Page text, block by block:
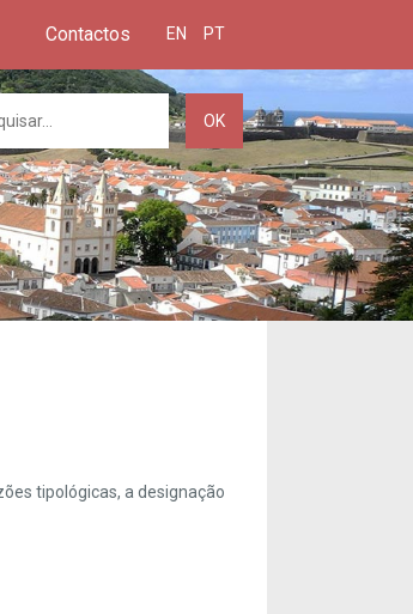
Contactos EN PT
OK
tipológicas, a designação